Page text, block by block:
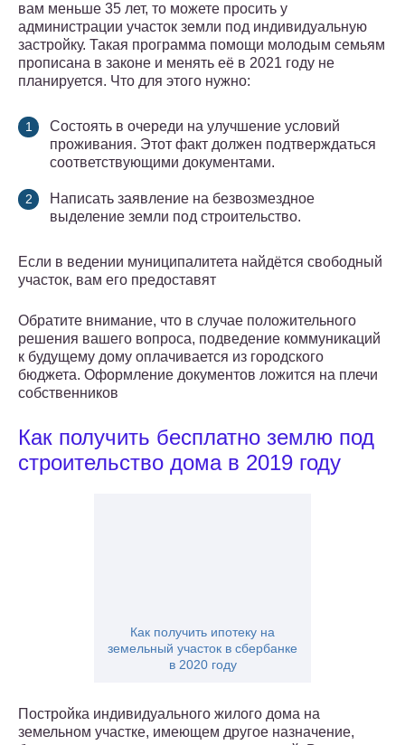
вам меньше 35 лет, то можете просить у
администрации участок земли под индивидуальную
застройку. Такая программа помощи молодым семьям
прописана в законе и менять её в 2021 году не
планируется. Что для этого нужно:
Состоять в очереди на улучшение условий
проживания. Этот факт должен подтверждаться
соответствующими документами.
Написать заявление на безвозмездное
выделение земли под строительство.
Если в ведении муниципалитета найдётся свободный
участок, вам его предоставят
Обратите внимание, что в случае положительного
решения вашего вопроса, подведение коммуникаций
к будущему дому оплачивается из городского
бюджета. Оформление документов ложится на плечи
собственников
Как получить бесплатно землю под
строительство дома в 2019 году
Как получить ипотеку на
земельный участок в сбербанке
в 2020 году
Постройка индивидуального жилого дома на
земельном участке, имеющем другое назначение,